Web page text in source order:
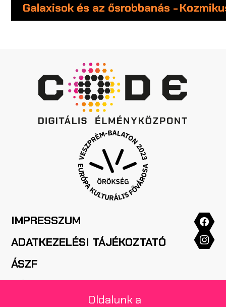
Galaxisok és az ősrobbanás -
IMPRESSZUM
ADATKEZELÉSI TÁJÉKOZTATÓ
ÁSZF
Oldalunk a